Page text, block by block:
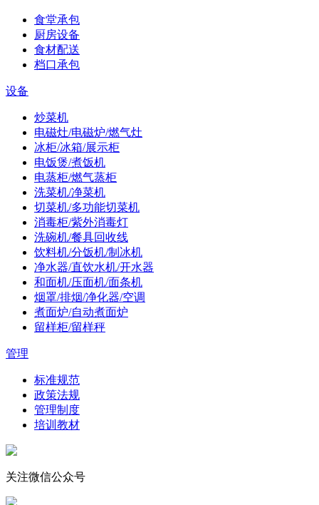
食堂承包
厨房设备
食材配送
档口承包
设备
炒菜机
电磁灶/电磁炉/燃气灶
冰柜/冰箱/展示柜
电饭煲/煮饭机
电蒸柜/燃气蒸柜
洗菜机/净菜机
切菜机/多功能切菜机
消毒柜/紫外消毒灯
洗碗机/餐具回收线
饮料机/分饭机/制冰机
净水器/直饮水机/开水器
和面机/压面机/面条机
烟罩/排烟/净化器/空调
煮面炉/自动煮面炉
留样柜/留样秤
管理
标准规范
政策法规
管理制度
培训教材
关注微信公众号